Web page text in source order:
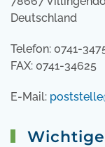
Deutschland
Telefon: 0741-
FAX: 0741-34625
E-Mail: